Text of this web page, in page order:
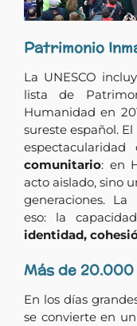
Patrimonio
La UNESCO
lista de
Humanidad en
sureste español.
comunitario: en
acto aislado, sino
generaciones. La
eso: la
identidad,
Más de 20.000
En los días
se convierte en